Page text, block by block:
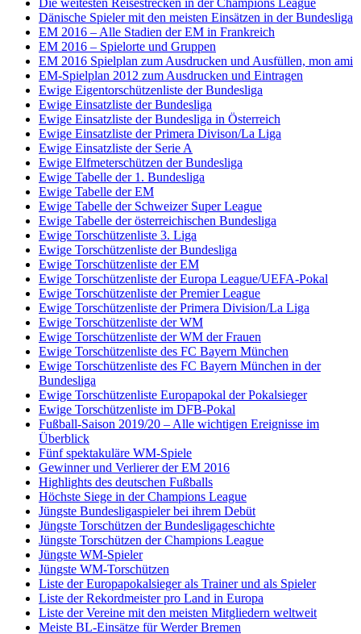
Dänische Spieler mit den meisten Einsätzen in der Bundesliga
EM 2016 – Alle Stadien der EM in Frankreich
EM 2016 – Spielorte und Gruppen
EM 2016 Spielplan zum Ausdrucken und Ausfüllen, mon ami
EM-Spielplan 2012 zum Ausdrucken und Eintragen
Ewige Eigentorschützenliste der Bundesliga
Ewige Einsatzliste der Bundesliga
Ewige Einsatzliste der Bundesliga in Österreich
Ewige Einsatzliste der Primera Divison/La Liga
Ewige Einsatzliste der Serie A
Ewige Elfmeterschützen der Bundesliga
Ewige Tabelle der 1. Bundesliga
Ewige Tabelle der EM
Ewige Tabelle der Schweizer Super League
Ewige Tabelle der österreichischen Bundesliga
Ewige Torschützenliste 3. Liga
Ewige Torschützenliste der Bundesliga
Ewige Torschützenliste der EM
Ewige Torschützenliste der Europa League/UEFA-Pokal
Ewige Torschützenliste der Premier League
Ewige Torschützenliste der Primera Division/La Liga
Ewige Torschützenliste der WM
Ewige Torschützenliste der WM der Frauen
Ewige Torschützenliste des FC Bayern München
Ewige Torschützenliste des FC Bayern München in der
Bundesliga
Ewige Torschützenliste Europapokal der Pokalsieger
Ewige Torschützenliste im DFB-Pokal
Fußball-Saison 2019/20 – Alle wichtigen Ereignisse im
Überblick
Fünf spektakuläre WM-Spiele
Gewinner und Verlierer der EM 2016
Highlights des deutschen Fußballs
Höchste Siege in der Champions League
Jüngste Bundesligaspieler bei ihrem Debüt
Jüngste Torschützen der Bundesligageschichte
Jüngste Torschützen der Champions League
Jüngste WM-Spieler
Jüngste WM-Torschützen
Liste der Europapokalsieger als Trainer und als Spieler
Liste der Rekordmeister pro Land in Europa
Liste der Vereine mit den meisten Mitgliedern weltweit
Meiste BL-Einsätze für Werder Bremen